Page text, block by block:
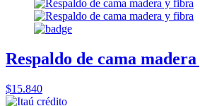
Respaldo de cama
$15.840